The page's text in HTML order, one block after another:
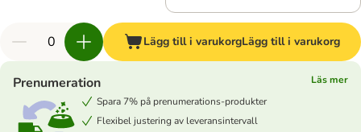
Lägg till i varukorgLägg till i varukorg
Prenumeration
Läs mer
Spara 7% på prenumerations-produkter
Flexibel justering av leveransintervall